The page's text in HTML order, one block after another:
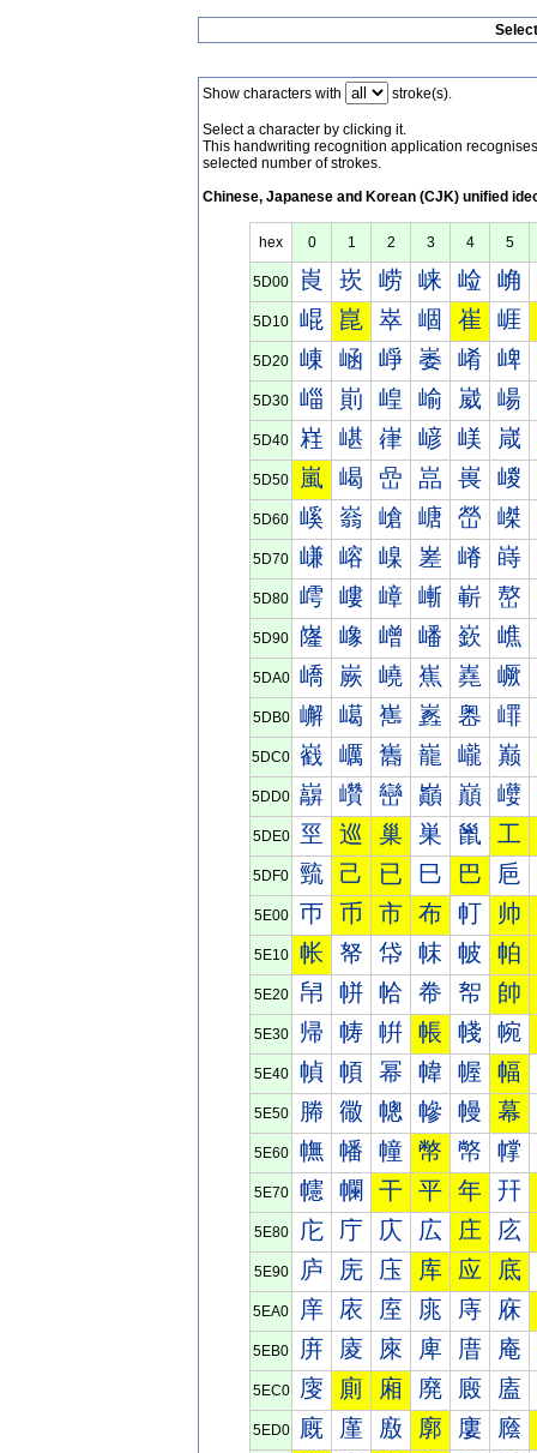
Show characters with stroke(s).
Select a character by clicking it.
This handwriting recognition application
selected number of strokes.
Chinese, Japanese and Korean (CJK) unified
hex 0 1 2 3 4 5
5D00 崀 崁 崂 崃 崄 崅
5D10 崐 崑 崒 崓 崔 崕
5D20 崠 崡 崢 崣 崤 崥
5D30 崰 崱 崲 崳 崴 崵
5D40 嵀 嵁 嵂 嵃 嵄 嵅
5D50 嵐 嵑 嵒 嵓 嵔 嵕
5D60 嵠 嵡 嵢 嵣 嵤 嵥
5D70 嵰 嵱 嵲 嵳 嵴 嵵
5D80 嶀 嶁 嶂 嶃 嶄 嶅
5D90 嶐 嶑 嶒 嶓 嶔 嶕
5DA0 嶠 嶡 嶢 嶣 嶤 嶥
5DB0 嶰 嶱 嶲 嶳 嶴 嶵
5DC0 巀 巁 巂 巃 巄 巅
5DD0 巐 巑 巒 巓 巔 巕
5DE0 巠 巡 巢 巣 巤 工
5DF0 巰 己 已 巳 巴 巵
5E00 帀 币 市 布 帄 帅
5E10 帐 帑 帒 帓 帔 帕
5E20 帠 帡 帢 帣 帤 帥
5E30 帰 帱 帲 帳 帴 帵
5E40 幀 幁 幂 幃 幄 幅
5E50 幐 幑 幒 幓 幔 幕
5E60 幠 幡 幢 幣 幤 幥
5E70 幰 幱 干 平 年 幵
5E80 庀 庁 庂 広 庄 庅
5E90 庐 庑 庒 库 应 底
5EA0 庠 庡 庢 庣 庤 庥
5EB0 庰 庱 庲 庳 庴 庵
5EC0 廀 廁 廂 廃 廄 廅
5ED0 廐 廑 廒 廓 廔 廕